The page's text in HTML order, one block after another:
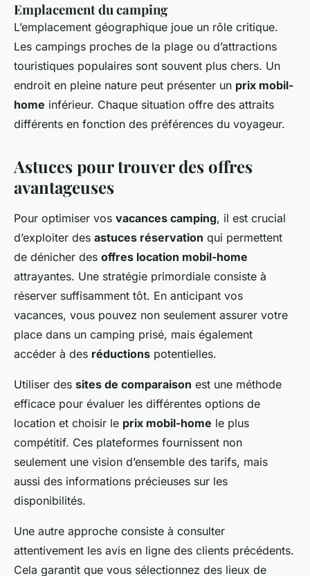
Emplacement du camping
L’emplacement géographique joue un rôle critique.
Les campings proches de la plage ou d’attractions
touristiques populaires sont souvent plus chers. Un
endroit en pleine nature peut présenter un prix mobil-
home inférieur. Chaque situation offre des attraits
différents en fonction des préférences du voyageur.
Astuces pour trouver des offres
avantageuses
Pour optimiser vos vacances camping, il est crucial
d’exploiter des astuces réservation qui permettent
de dénicher des offres location mobil-home
attrayantes. Une stratégie primordiale consiste à
réserver suffisamment tôt. En anticipant vos
vacances, vous pouvez non seulement assurer votre
place dans un camping prisé, mais également
accéder à des réductions potentielles.
Utiliser des sites de comparaison est une méthode
efficace pour évaluer les différentes options de
location et choisir le prix mobil-home le plus
compétitif. Ces plateformes fournissent non
seulement une vision d’ensemble des tarifs, mais
aussi des informations précieuses sur les
disponibilités.
Une autre approche consiste à consulter
attentivement les avis en ligne des clients précédents.
Cela garantit que vous sélectionnez des lieux de